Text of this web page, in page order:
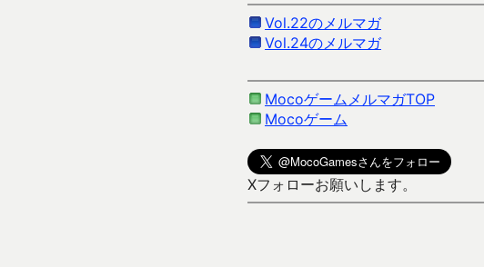
Vol.22のメルマガ
Vol.24のメルマガ
MocoゲームメルマガTOP
Mocoゲーム
Xフォローお願いします。